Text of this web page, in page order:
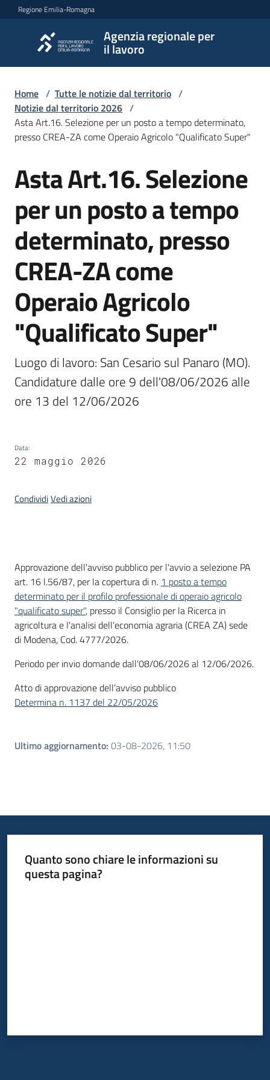
Vai al contenuto
Vai alla navigazione
Vai al footer
Regione Emilia-Romagna
Agenzia regionale per
il lavoro
Agenzia
regionale
per il
lavoro
L'Agenzia
Novità
Servizi
centri
per
l'impiego
Lavoro
per
te
Seguici
su
Home / Tutte le notizie dal territorio /
Notizie dal territorio 2026 /
Asta Art.16. Selezione per un posto a tempo determinato,
presso CREA-ZA come Operaio Agricolo "Qualificato Super"
Salta al contenuto
Asta Art.16. Selezione
per un posto a tempo
determinato, presso
CREA-ZA come
Operaio Agricolo
"Qualificato Super"
Luogo di lavoro: San Cesario sul Panaro (MO).
Candidature dalle ore 9 dell'08/06/2026 alle
ore 13 del 12/06/2026
Data:
22 maggio 2026
CondividiVedi azioni
Introduzione
Approvazione dell'avviso pubblico per l'avvio a selezione PA
art. 16 l.56/87, per la copertura di n. 1 posto a tempo
determinato per il profilo professionale di operaio agricolo
"qualificato super", presso il Consiglio per la Ricerca in
agricoltura e l'analisi dell'economia agraria (CREA ZA) sede
di Modena, Cod. 4777/2026.
Periodo per invio domande dall'08/06/2026 al 12/06/2026.
Atto di approvazione dell’avviso pubblico
Determina n. 1137 del 22/05/2026
Ultimo aggiornamento: 03-08-2026, 11:50
Quanto sono chiare le informazioni su
questa pagina?